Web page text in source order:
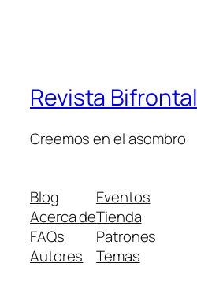
Revista Bifrontal
Creemos en el asombro
Blog
Acerca de
FAQs
Autores
Eventos
Tienda
Patrones
Temas